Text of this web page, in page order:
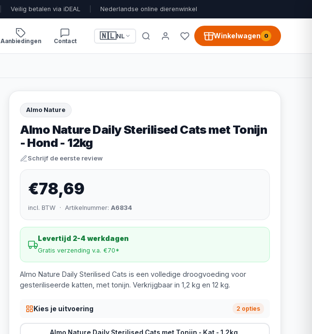
Veilig betalen via iDEAL Nederlandse online dierenwinkel
Aanbiedingen Contact
🇳🇱NL Winkelwagen 0
Almo Nature
Almo Nature Daily Sterilised Cats met Tonijn
- Hond - 12kg
Schrijf de eerste review
€78,69
incl. BTW · Artikelnummer: A6834
Levertijd 2-4 werkdagen
Gratis verzending v.a. €70*
Almo Nature Daily Sterilised Cats is een volledige droogvoeding voor
gesteriliseerde katten, met tonijn. Verkrijgbaar in 1,2 kg en 12 kg.
Kies je uitvoering 2 opties